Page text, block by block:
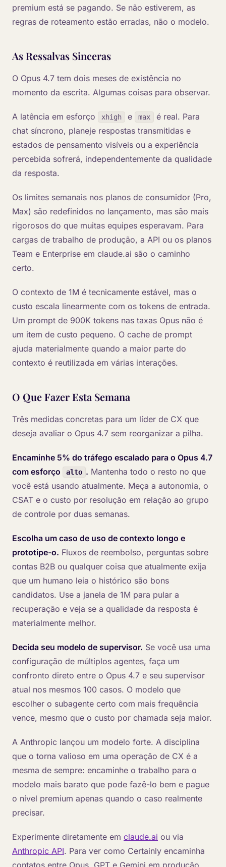
premium está se pagando. Se não estiverem, as
regras de roteamento estão erradas, não o modelo.
As Ressalvas Sinceras
O Opus 4.7 tem dois meses de existência no
momento da escrita. Algumas coisas para observar.
A latência em esforço xhigh e max
é real. Para
chat síncrono, planeje respostas transmitidas e
estados de pensamento visíveis ou a experiência
percebida sofrerá, independentemente da qualidade
da resposta.
Os limites semanais nos planos de consumidor (Pro,
Max) são redefinidos no lançamento, mas são mais
rigorosos do que muitas equipes esperavam. Para
cargas de trabalho de produção, a API ou os planos
Team e Enterprise em claude.ai são o caminho
certo.
O contexto de 1M é tecnicamente estável, mas o
custo escala linearmente com os tokens de entrada.
Um prompt de 900K tokens nas taxas Opus não é
um item de custo pequeno. O cache de prompt
ajuda materialmente quando a maior parte do
contexto é reutilizada em várias interações.
O Que Fazer Esta Semana
Três medidas concretas para um líder de CX que
deseja avaliar o Opus 4.7 sem reorganizar a pilha.
Encaminhe 5% do tráfego escalado para o Opus 4.7
com esforço
alto . Mantenha todo o resto no que
você está usando atualmente. Meça a autonomia, o
CSAT e o custo por resolução em relação ao grupo
de controle por duas semanas.
Escolha um caso de uso de contexto longo e
prototipe-o. Fluxos de reembolso, perguntas sobre
contas B2B ou qualquer coisa que atualmente exija
que um humano leia o histórico são bons
candidatos. Use a janela de 1M para pular a
recuperação e veja se a qualidade da resposta é
materialmente melhor.
Decida seu modelo de supervisor. Se você usa uma
configuração de múltiplos agentes, faça um
confronto direto entre o Opus 4.7 e seu supervisor
atual nos mesmos 100 casos. O modelo que
escolher o subagente certo com mais frequência
vence, mesmo que o custo por chamada seja maior.
A Anthropic lançou um modelo forte. A disciplina
que o torna valioso em uma operação de CX é a
mesma de sempre: encaminhe o trabalho para o
modelo mais barato que pode fazê-lo bem e pague
o nível premium apenas quando o caso realmente
precisar.
Experimente diretamente em claude.ai ou via
Anthropic API. Para ver como Certainly encaminha
contatos entre Opus, GPT e Gemini em produção,